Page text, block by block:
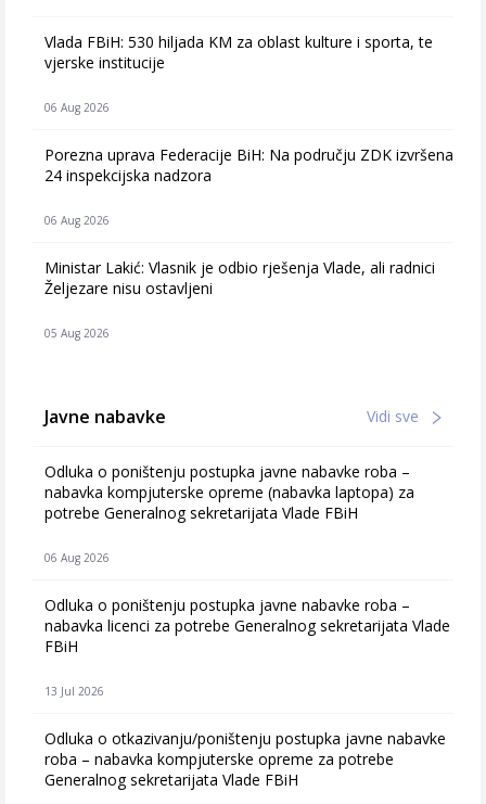
Vlada FBiH: 530 hiljada KM za oblast kulture i sporta, te
vjerske institucije
06 Aug 2026
Porezna uprava Federacije BiH: Na području ZDK izvršena
24 inspekcijska nadzora
06 Aug 2026
Ministar Lakić: Vlasnik je odbio rješenja Vlade, ali radnici
Željezare nisu ostavljeni
05 Aug 2026
Javne nabavke Vidi sve
Odluka o poništenju postupka javne nabavke roba –
nabavka kompjuterske opreme (nabavka laptopa) za
potrebe Generalnog sekretarijata Vlade FBiH
06 Aug 2026
Odluka o poništenju postupka javne nabavke roba –
nabavka licenci za potrebe Generalnog sekretarijata Vlade
FBiH
13 Jul 2026
Odluka o otkazivanju/poništenju postupka javne nabavke
roba – nabavka kompjuterske opreme za potrebe
Generalnog sekretarijata Vlade FBiH